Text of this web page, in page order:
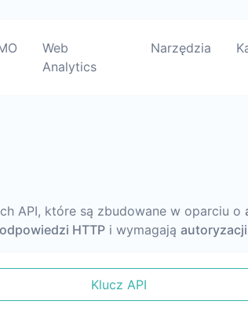
Web
Analytics
Narzędzia
API, które są zbudowane w oparciu o
HTTP i wymagają autoryzacji
Klucz API